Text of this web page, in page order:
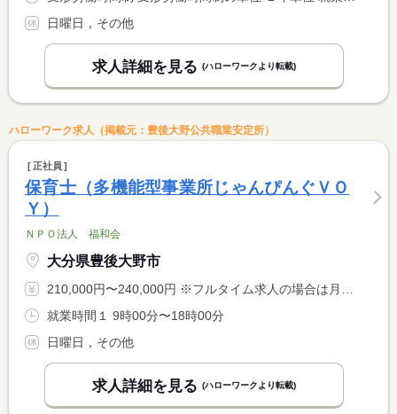
日曜日，その他
求人詳細を見る (ハローワークより転載)
ハローワーク求人（掲載元：豊後大野公共職業安定所）
正社員
保育士（多機能型事業所じゃんぴんぐＶＯ
Ｙ）
ＮＰＯ法人 福和会
大分県豊後大野市
210,000円〜240,000円 ※フルタイム求人の場合は月額（換算額）、パート求人の場合は時間額を表示しています。
就業時間１ 9時00分〜18時00分
日曜日，その他
求人詳細を見る (ハローワークより転載)